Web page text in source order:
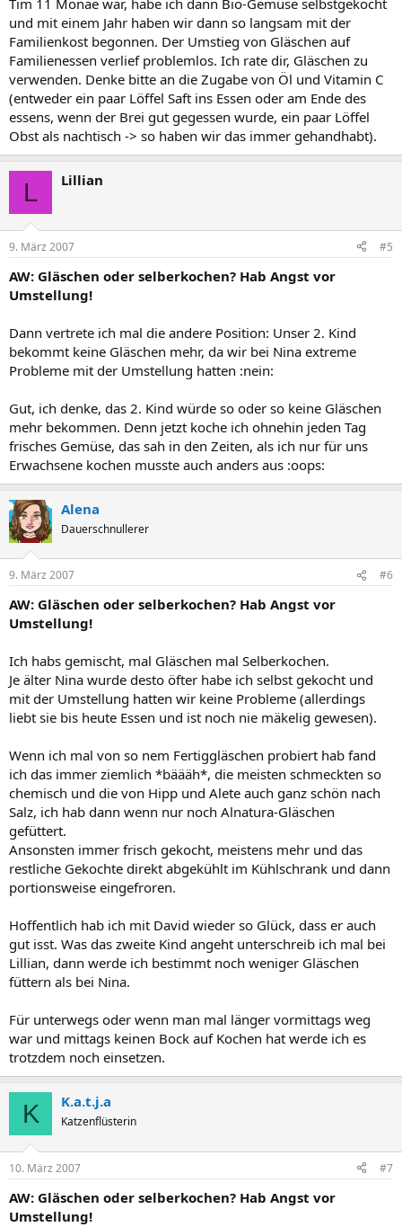
Tim 11 Monae war, habe ich dann Bio-Gemüse selbstgekocht
und mit einem Jahr haben wir dann so langsam mit der
Familienkost begonnen. Der Umstieg von Gläschen auf
Familienessen verlief problemlos. Ich rate dir, Gläschen zu
verwenden. Denke bitte an die Zugabe von Öl und Vitamin C
(entweder ein paar Löffel Saft ins Essen oder am Ende des
essens, wenn der Brei gut gegessen wurde, ein paar Löffel
Obst als nachtisch -> so haben wir das immer gehandhabt).
L Lillian
9. März 2007 #5
AW: Gläschen oder selberkochen? Hab Angst vor
Umstellung!
Dann vertrete ich mal die andere Position: Unser 2. Kind
bekommt keine Gläschen mehr, da wir bei Nina extreme
Probleme mit der Umstellung hatten :nein:
Gut, ich denke, das 2. Kind würde so oder so keine Gläschen
mehr bekommen. Denn jetzt koche ich ohnehin jeden Tag
frisches Gemüse, das sah in den Zeiten, als ich nur für uns
Erwachsene kochen musste auch anders aus :oops:
Alena
Dauerschnullerer
9. März 2007 #6
AW: Gläschen oder selberkochen? Hab Angst vor
Umstellung!
Ich habs gemischt, mal Gläschen mal Selberkochen.
Je älter Nina wurde desto öfter habe ich selbst gekocht und
mit der Umstellung hatten wir keine Probleme (allerdings
liebt sie bis heute Essen und ist noch nie mäkelig gewesen).
Wenn ich mal von so nem Fertiggläschen probiert hab fand
ich das immer ziemlich *bäääh*, die meisten schmeckten so
chemisch und die von Hipp und Alete auch ganz schön nach
Salz, ich hab dann wenn nur noch Alnatura-Gläschen
gefüttert.
Ansonsten immer frisch gekocht, meistens mehr und das
restliche Gekochte direkt abgekühlt im Kühlschrank und dann
portionsweise eingefroren.
Hoffentlich hab ich mit David wieder so Glück, dass er auch
gut isst. Was das zweite Kind angeht unterschreib ich mal bei
Lillian, dann werde ich bestimmt noch weniger Gläschen
füttern als bei Nina.
Für unterwegs oder wenn man mal länger vormittags weg
war und mittags keinen Bock auf Kochen hat werde ich es
trotzdem noch einsetzen.
K K.a.t.j.a
Katzenflüsterin
10. März 2007 #7
AW: Gläschen oder selberkochen? Hab Angst vor
Umstellung!